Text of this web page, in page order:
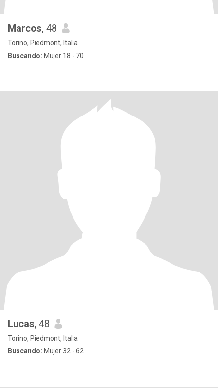
Marcos, 48
Torino, Piedmont, Italia
Buscando: Mujer 18 - 70
Lucas, 48
Torino, Piedmont, Italia
Buscando: Mujer 32 - 62